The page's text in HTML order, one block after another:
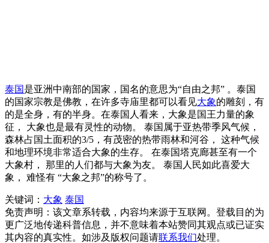
泰国是亚洲中南部的国家，国名的意思为“自由之邦” 。泰国
的国家宗教是佛教，在许多寺庙里都可以看见大象的雕刻，有
的是全身，有的半身。在泰国人看来，大象是国王力量的象
征， 大象也是最有灵性的动物。 泰国属于亚热带季风气候，
森林占国土面积的3/5，有茂密的热带雨林和河谷， 这种气候
和地理环境非常适合大象的生存。 在泰国塔克廊甚至有一个
大象村， 那里的人们都与大象为友。 泰国人民如此喜爱大
象， 难怪有 “大象之邦”的称号了。
关键词： 大象 泰国
免责声明：该文章系转载，内容均来源于互联网。登载目的为
更广泛地传递科普信息，并不意味着本站赞同其观点或已证实
其内容的真实性。如涉及版权问题请联系我们处理。